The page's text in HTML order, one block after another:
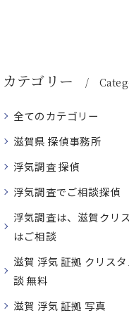
カテゴリー
全てのカテゴリー
滋賀県 探偵事務所
浮気調査 探偵
浮気調査でご相談探偵
浮気調査は、滋賀クリ
はご相談
滋賀 浮気 証拠 クリス
談 無料
滋賀 浮気 証拠 写真